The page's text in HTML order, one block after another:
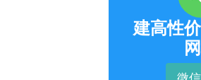
建高性